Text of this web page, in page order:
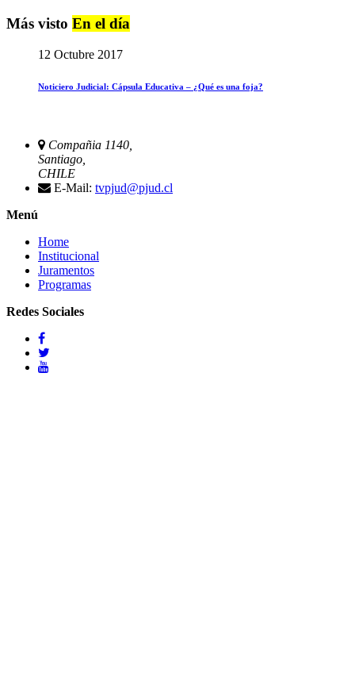
Más visto En el día
12 Octubre 2017
Noticiero Judicial: Cápsula Educativa – ¿Qué es una foja?
Compañia 1140,
Santiago,
CHILE
E-Mail: tvpjud@pjud.cl
Menú
Home
Institucional
Juramentos
Programas
Redes Sociales